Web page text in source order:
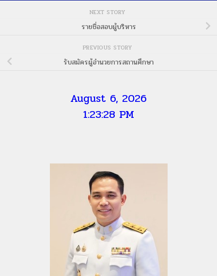
NEXT STORY
รายชื่อสอบผู้บริหาร
PREVIOUS STORY
รับสมัครผู้อำนวยการสถานศึกษา
August 6, 2026
1:23:29 PM